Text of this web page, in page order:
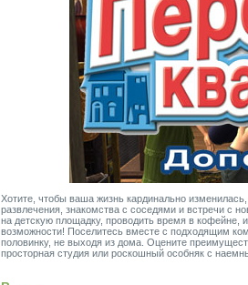
Хотите, чтобы ваша жизнь кардинально
развлечения, знакомства с соседями и встречи с
на детскую площадку, проводить время в кофейне,
возможности! Поселитесь вместе с подходящим
половинку, не выходя из дома. Оцените
просторная студия или роскошный особняк с